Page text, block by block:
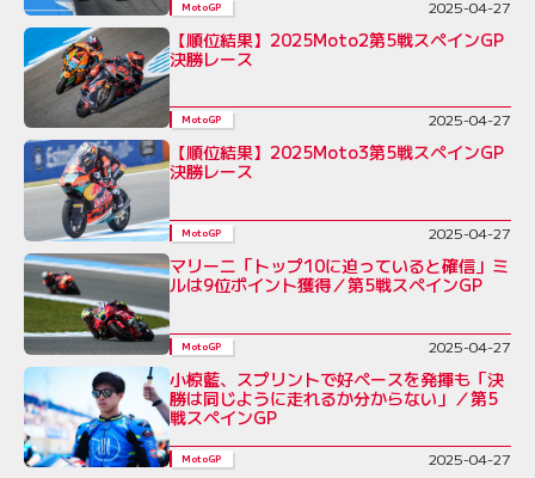
MotoGP 2025-04-27
【順位結果】2025Moto2第5戦スペインGP
決勝レース
MotoGP 2025-04-27
【順位結果】2025Moto3第5戦スペインGP
決勝レース
MotoGP 2025-04-27
マリーニ「トップ10に迫っていると確信」ミ
ルは9位ポイント獲得／第5戦スペインGP
MotoGP 2025-04-27
小椋藍、スプリントで好ペースを発揮も「決
勝は同じように走れるか分からない」／第5
戦スペインGP
MotoGP 2025-04-27